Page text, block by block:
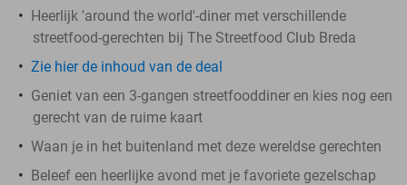
Heerlijk 'around the world'-diner met verschillende
streetfood-gerechten bij The Streetfood Club Breda
Zie hier de inhoud van de deal
Geniet van een 3-gangen streetfooddiner en kies nog een
gerecht van de ruime kaart
Waan je in het buitenland met deze wereldse gerechten
Beleef een heerlijke avond met je favoriete gezelschap